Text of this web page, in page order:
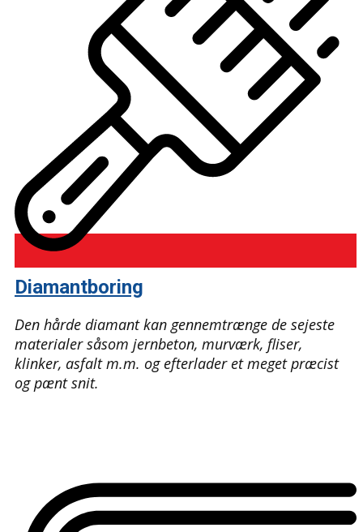
Diamantboring
Den hårde diamant kan gennemtrænge de sejeste
materialer såsom jernbeton, murværk, fliser,
klinker, asfalt m.m. og efterlader et meget præcist
og pænt snit.